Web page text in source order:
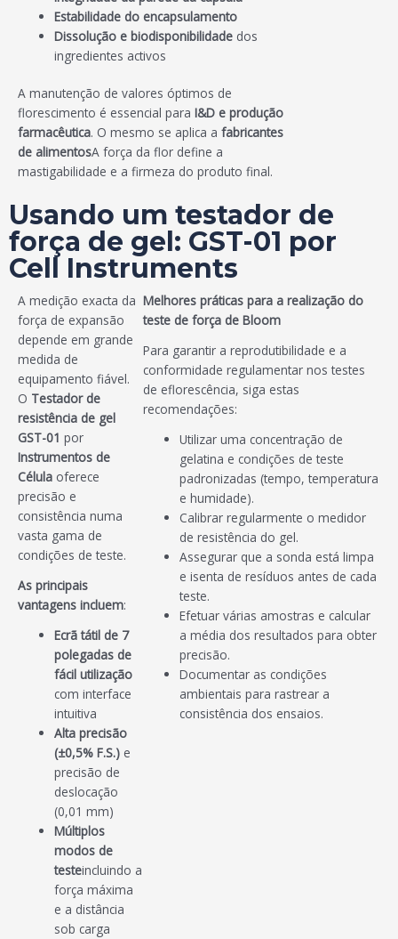
Estabilidade do encapsulamento
Dissolução e biodisponibilidade dos
ingredientes activos
A manutenção de valores óptimos de
florescimento é essencial para I&D e produção
farmacêutica. O mesmo se aplica a fabricantes
de alimentosA força da flor define a
mastigabilidade e a firmeza do produto final.
Usando um testador de
força de gel: GST-01 por
Cell Instruments
A medição exacta da
força de expansão
depende em grande
medida de
equipamento fiável.
O Testador de
resistência de gel
GST-01 por
Instrumentos de
Célula oferece
precisão e
consistência numa
vasta gama de
condições de teste.
As principais
vantagens incluem:
Ecrã tátil de 7
polegadas de
fácil utilização
com interface
intuitiva
Alta precisão
(±0,5% F.S.) e
precisão de
deslocação
(0,01 mm)
Múltiplos
modos de
testeincluindo a
força máxima
e a distância
sob carga
Melhores práticas para a realização do
teste de força de Bloom
Para garantir a reprodutibilidade e a
conformidade regulamentar nos testes
de eflorescência, siga estas
recomendações:
Utilizar uma concentração de
gelatina e condições de teste
padronizadas (tempo, temperatura
e humidade).
Calibrar regularmente o medidor
de resistência do gel.
Assegurar que a sonda está limpa
e isenta de resíduos antes de cada
teste.
Efetuar várias amostras e calcular
a média dos resultados para obter
precisão.
Documentar as condições
ambientais para rastrear a
consistência dos ensaios.